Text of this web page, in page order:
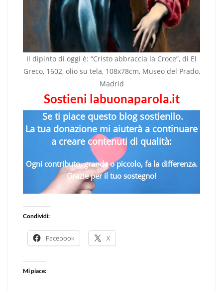
Il dipinto di oggi è: “Cristo abbraccia la Croce”, di El
Greco, 1602, olio su tela, 108x78cm, Museo del Prado,
Madrid
Sostieni labuonaparola.it
Se ti piace questo blog sostienilo.
La tua donazione mi aiuterà a continuare
a creare contenuti di qualità:
Ogni contributo, grande o piccolo, fa la differenza.
Grazie per il tuo sostegno!
Condividi:
Facebook X
Mi piace: